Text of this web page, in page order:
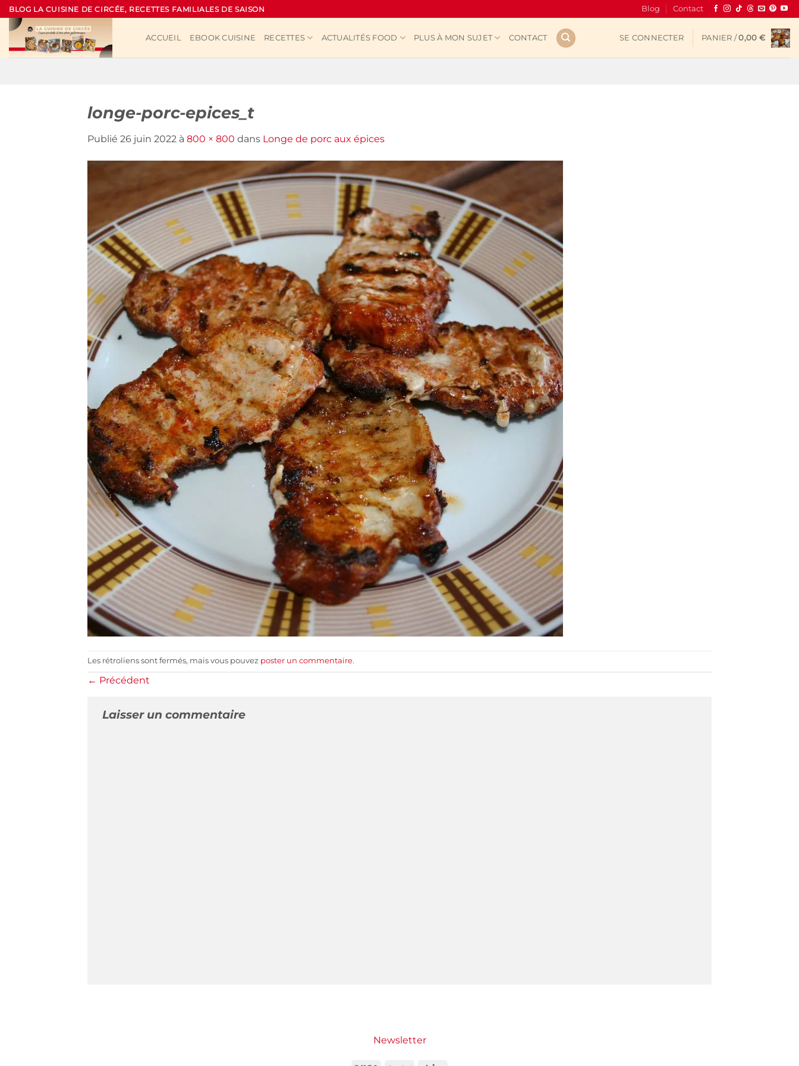
Passer
au
contenu
BLOG LA CUISINE DE CIRCÉE, RECETTES FAMILIALES DE SAISON Blog Contact
ACCUEIL EBOOK CUISINE RECETTES ACTUALITÉS FOOD PLUS À MON SUJET CONTACT SE CONNECTER PANIER /0,00 €
longe-porc-epices_t
Publié 26 juin 2022 à 800 × 800 dans Longe de porc aux épices
Les rétroliens sont fermés, mais vous pouvez poster un commentaire.
← Précédent
Laisser un commentaire
Newsletter